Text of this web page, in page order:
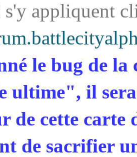
s'y appliquent
le bug de
ultime", il
de cette carte
de sacrifier